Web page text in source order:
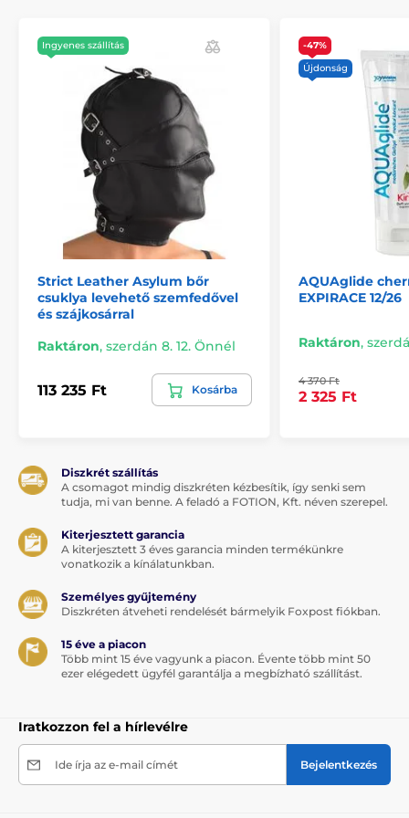
Ingyenes szállítás
Strict Leather Asylum bőr
csuklya levehető szemfedővel
és szájkosárral
Raktáron, szerdán 8. 12. Önnél
113 235 Ft Kosárba
-47%
Újdonság
AQUAglide
EXPIRACE 12/26
Raktáron,
4 370 Ft
2 325 Ft
Diszkrét szállítás
A csomagot mindig diszkréten kézbesítik, így senki sem
tudja, mi van benne. A feladó a FOTION, Kft. néven szerepel.
Kiterjesztett garancia
A kiterjesztett 3 éves garancia minden termékünkre
vonatkozik a kínálatunkban.
Személyes gyűjtemény
Diszkréten átveheti rendelését bármelyik Foxpost fiókban.
15 éve a piacon
Több mint 15 éve vagyunk a piacon. Évente több mint 50
ezer elégedett ügyfél garantálja a megbízható szállítást.
Iratkozzon fel a hírlevélre
Ide írja az e-mail címét Bejelentkezés